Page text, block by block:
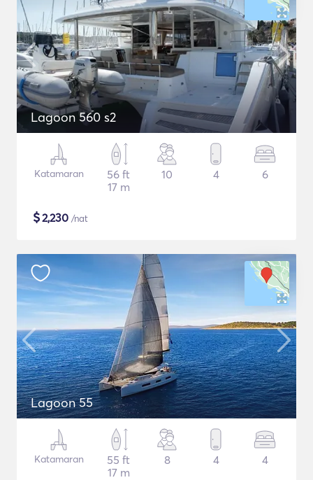
Lagoon 560 s2
Katamaran
56 ft
17 m
10 4 6
$2,230 /nat
Lagoon 55
Katamaran
55 ft
17 m
8 4 4